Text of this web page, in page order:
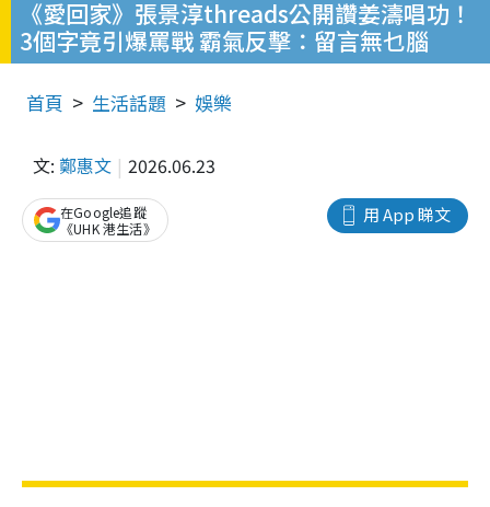
《愛回家》張景淳threads公開讚姜濤唱功！
3個字竟引爆罵戰 霸氣反擊：留言無乜腦
首頁 生活話題 娛樂
文: 鄭惠文 2026.06.23
用 App 睇文
在Google追蹤
《UHK 港生活》